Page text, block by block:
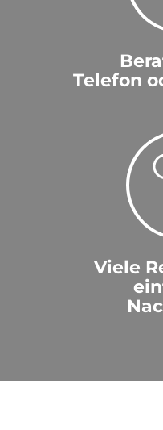
Telefon
Viele